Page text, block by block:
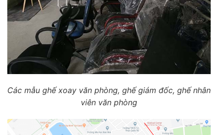
Các mẫu ghế xoay văn phòng, ghế giám đốc, ghế nhân
viên văn phòng